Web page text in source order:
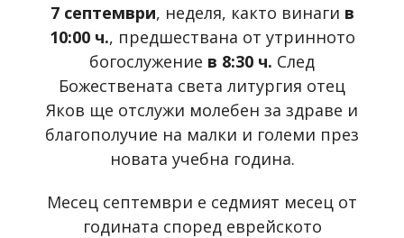
7 септември, неделя, както винаги в
10:00 ч., предшествана от утринното
богослужение в 8:30 ч. След
Божествената света литургия отец
Яков ще отслужи молебен за здраве и
благополучие на малки и големи през
новата учебна година.
Месец септември е седмият месец от
годината според еврейското